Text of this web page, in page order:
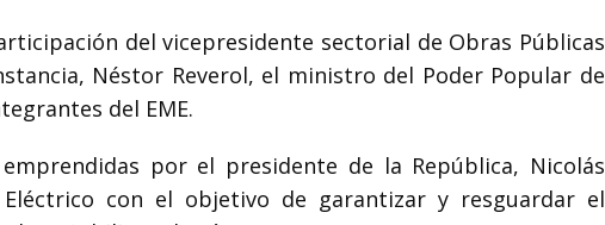
del vicepresidente sectorial de Obras Públicas
Néstor Reverol, el ministro del Poder Popular de
del EME.
por el presidente de la República, Nicolás
con el objetivo de garantizar y resguardar el